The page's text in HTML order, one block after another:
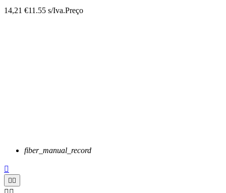
14,21 €11.55 s/Iva.Preço
fiber_manual_record

